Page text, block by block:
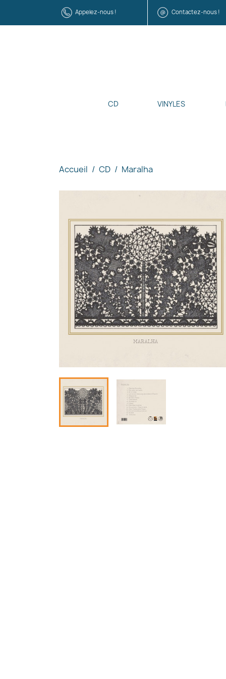
Appelez-nous ! Contactez-nous !
CD VINYLES
Accueil CD Maralha